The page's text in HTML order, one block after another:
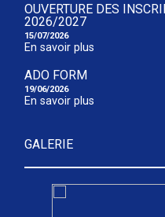
OUVERTURE DES
2026/2027
15/07/2026
En savoir plus
ADO FORM
19/06/2026
En savoir plus
GALERIE